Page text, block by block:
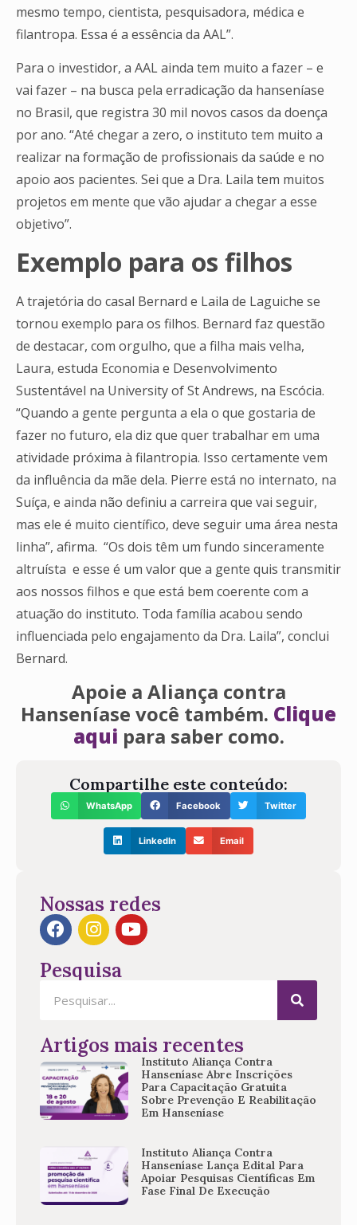
mesmo tempo, cientista, pesquisadora, médica e
filantropa. Essa é a essência da AAL”.
Para o investidor, a AAL ainda tem muito a fazer – e
vai fazer – na busca pela erradicação da hanseníase
no Brasil, que registra 30 mil novos casos da doença
por ano. “Até chegar a zero, o instituto tem muito a
realizar na formação de profissionais da saúde e no
apoio aos pacientes. Sei que a Dra. Laila tem muitos
projetos em mente que vão ajudar a chegar a esse
objetivo”.
Exemplo para os filhos
A trajetória do casal Bernard e Laila de Laguiche se
tornou exemplo para os filhos. Bernard faz questão
de destacar, com orgulho, que a filha mais velha,
Laura, estuda Economia e Desenvolvimento
Sustentável na University of St Andrews, na Escócia.
“Quando a gente pergunta a ela o que gostaria de
fazer no futuro, ela diz que quer trabalhar em uma
atividade próxima à filantropia. Isso certamente vem
da influência da mãe dela. Pierre está no internato, na
Suíça, e ainda não definiu a carreira que vai seguir,
mas ele é muito científico, deve seguir uma área nesta
linha”, afirma. “Os dois têm um fundo sinceramente
altruísta e esse é um valor que a gente quis transmitir
aos nossos filhos e que está bem coerente com a
atuação do instituto. Toda família acabou sendo
influenciada pelo engajamento da Dra. Laila”, conclui
Bernard.
Apoie a Aliança contra
Hanseníase você também. Clique
aqui para saber como.
Compartilhe este conteúdo:
WhatsApp Facebook Twitter
LinkedIn Email
Nossas redes
Pesquisa
Artigos mais recentes
Instituto Aliança Contra
Hanseníase Abre Inscrições
Para Capacitação Gratuita
Sobre Prevenção E Reabilitação
Em Hanseníase
Instituto Aliança Contra
Hanseníase Lança Edital Para
Apoiar Pesquisas Científicas Em
Fase Final De Execução